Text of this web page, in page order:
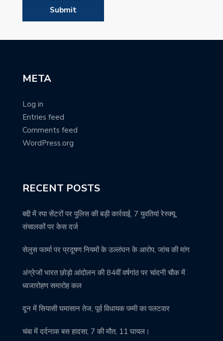
META
Log in
Entries feed
Comments feed
WordPress.org
RECENT POSTS
बद्दी में स्पा सेंटरों पर पुलिस की बड़ी कार्रवाई, 7 युवतियां रेस्क्यू,
संचालकों पर केस दर्ज
सेलुस फार्मा पर प्रदूषण नियमों के उल्लंघन के आरोप, जांच की मांग
अंग्रेजों भारत छोड़ो आंदोलन की 84वीं वर्षगांठ पर चांदनी चौक में
ध्वजारोहण समारोह कल
दून में सियासी घमासान तेज, पूर्व विधायक पम्मी का पलटवार
चंबा में दर्दनाक बस हादसा, 7 की मौत, 11 घायल।